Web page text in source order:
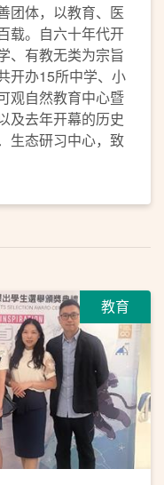
团体，以教育、医
载。自六十年代开
、有教无类为宗旨
开办15所中学、小
观自然教育中心暨
及去年开幕的历史
生态研习中心，致
教育